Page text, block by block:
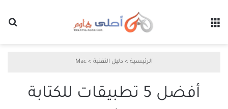
الرئيسية > دليل التقنية >
Mac
أفضل 5 تطبيقات للكتابة